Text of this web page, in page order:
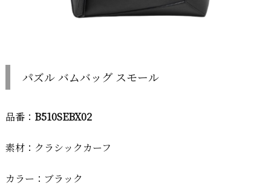
パズル バムバッグ スモール
品番： B510SEBX02
素材：クラシックカーフ
カラー：ブラック